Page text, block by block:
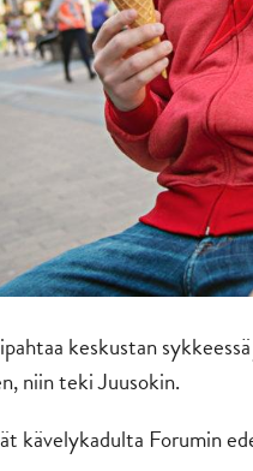
keskustan
niin teki Juusokin.
kävelykadulta Forumin